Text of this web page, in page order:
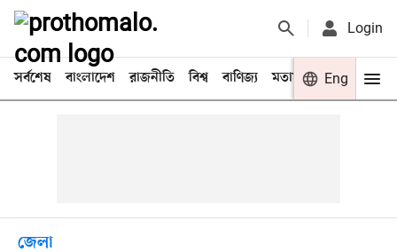
Login
সর্বশেষ বাংলাদেশ রাজনীতি বিশ্ব বাণিজ্য মতামত খেলা
Eng
জেলা